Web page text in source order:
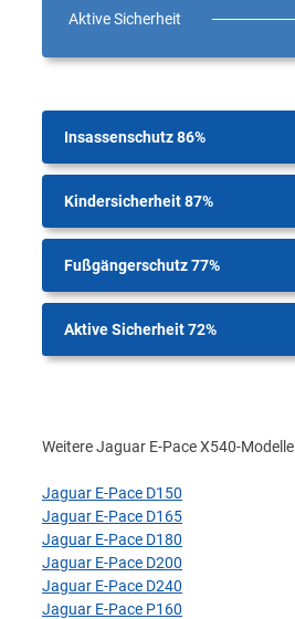
Aktive Sicherheit
Insassenschutz 86%
Kindersicherheit 87%
Fußgängerschutz 77%
Aktive Sicherheit 72%
Weitere Jaguar E-Pace X540-Modelle
Jaguar E-Pace D150
Jaguar E-Pace D165
Jaguar E-Pace D180
Jaguar E-Pace D200
Jaguar E-Pace D240
Jaguar E-Pace P160